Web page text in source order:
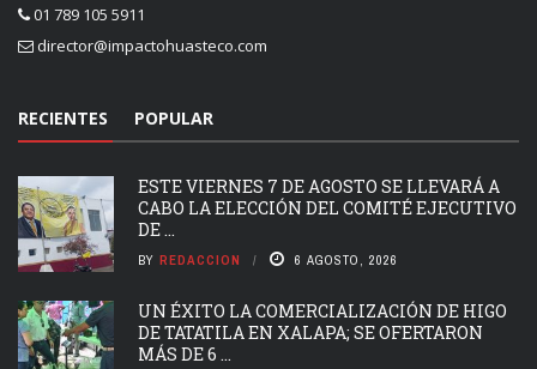
01 789 105 5911
director@impactohuasteco.com
RECIENTES POPULAR
ESTE VIERNES 7 DE AGOSTO SE LLEVARÁ A
CABO LA ELECCIÓN DEL COMITÉ EJECUTIVO
DE ...
BY REDACCION 6 AGOSTO, 2026
UN ÉXITO LA COMERCIALIZACIÓN DE HIGO
DE TATATILA EN XALAPA; SE OFERTARON
MÁS DE 6 ...